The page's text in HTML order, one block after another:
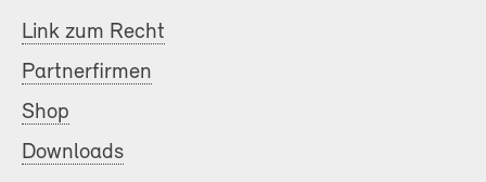
Link zum Recht
Partnerfirmen
Shop
Downloads